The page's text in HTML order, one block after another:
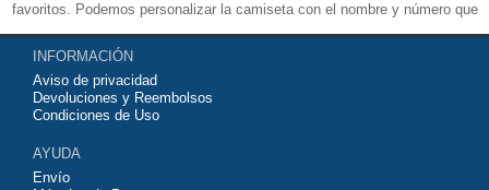
favoritos. Podemos personalizar la camiseta con el nombre y número que
quieras. Nuestrascamisetas de futbol replicasson de máxima calidad
tailandesa por lo que estamos convencidos que quedarás muy satisfecho
con ella. Estas camisetas tienen un tejido transpirable por lo que te
servirán para jugar al fútbol o simplemente para animar a tu equipo
contáctanos y haremos lo posible para conseguirtela lo más barata
posible.
INFORMACIÓN
Aviso de privacidad
Devoluciones y Reembolsos
Condiciones de Uso
AYUDA
Envío